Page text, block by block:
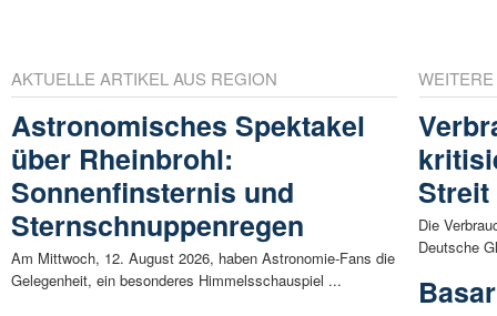
AKTUELLE ARTIKEL AUS REGION
Astronomisches Spektakel
über Rheinbrohl:
Sonnenfinsternis und
Sternschnuppenregen
Am Mittwoch, 12. August 2026, haben Astronomie-Fans die
Gelegenheit, ein besonderes Himmelsschauspiel ...
Streit
Die
Deutsche